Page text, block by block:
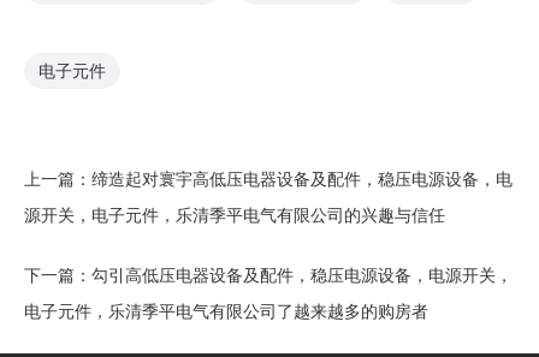
电子元件
上一篇： 缔造起对寰宇高低压电器设备及配件，稳压电源设备，电
源开关，电子元件，乐清季平电气有限公司的兴趣与信任
下一篇： 勾引高低压电器设备及配件，稳压电源设备，电源开关，
电子元件，乐清季平电气有限公司了越来越多的购房者